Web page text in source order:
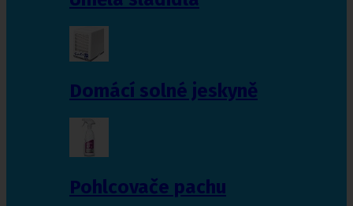
Domácí solné jeskyně
Pohlcovače pachu